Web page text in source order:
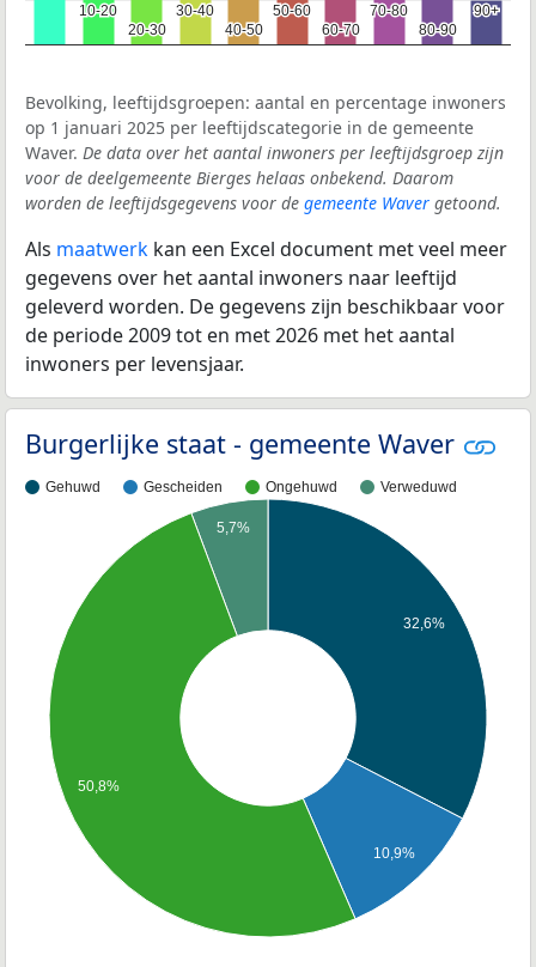
10-20
10-20
20-30
20-30
30-40
30-40
40-50
40-50
50-60
50-60
60-70
60-70
70-80
70-80
80-90
80-90
90+
90+
Bevolking, leeftijdsgroepen: aantal en percentage inwoners
op 1 januari 2025 per leeftijdscategorie in de gemeente
Waver. De data over het aantal inwoners per leeftijdsgroep zijn
voor de deelgemeente Bierges helaas onbekend. Daarom
worden de leeftijdsgegevens voor de gemeente Waver getoond.
Als maatwerk kan een Excel document met veel meer
gegevens over het aantal inwoners naar leeftijd
geleverd worden. De gegevens zijn beschikbaar voor
de periode 2009 tot en met 2026 met het aantal
inwoners per levensjaar.
Burgerlijke staat - gemeente Waver
Gehuwd Gescheiden Ongehuwd Verweduwd
32,6%
10,9%
5,7%
50,8%